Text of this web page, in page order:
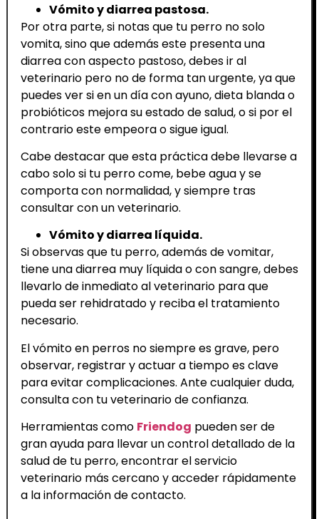
Vómito y diarrea pastosa.
Por otra parte, si notas que tu perro no solo
vomita, sino que además este presenta una
diarrea con aspecto pastoso, debes ir al
veterinario pero no de forma tan urgente, ya que
puedes ver si en un día con ayuno, dieta blanda o
probióticos mejora su estado de salud, o si por el
contrario este empeora o sigue igual.
Cabe destacar que esta práctica debe llevarse a
cabo solo si tu perro come, bebe agua y se
comporta con normalidad, y siempre tras
consultar con un veterinario.
Vómito y diarrea líquida.
Si observas que tu perro, además de vomitar,
tiene una diarrea muy líquida o con sangre, debes
llevarlo de inmediato al veterinario para que
pueda ser rehidratado y reciba el tratamiento
necesario.
El vómito en perros no siempre es grave, pero
observar, registrar y actuar a tiempo es clave
para evitar complicaciones. Ante cualquier duda,
consulta con tu veterinario de confianza.
Herramientas como Friendog pueden ser de
gran ayuda para llevar un control detallado de la
salud de tu perro, encontrar el servicio
veterinario más cercano y acceder rápidamente
a la información de contacto.